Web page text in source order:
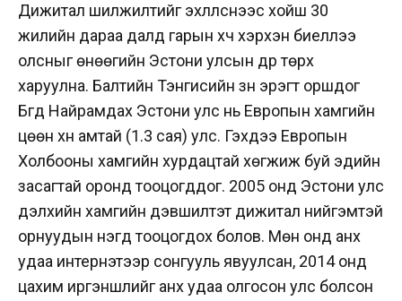
Дижитал шилжилтийг эхлүүлснээс хойш 30
жилийн дараа далд гарын хүч хэрхэн биеллээ
олсныг өнөөгийн Эстони улсын дүр төрх
харуулна. Балтийн Тэнгисийн зүүн эрэгт оршдог
Бүгд Найрамдах Эстони улс нь Европын хамгийн
цөөн хүн амтай (1.3 сая) улс. Гэхдээ Европын
Холбооны хамгийн хурдацтай хөгжиж буй эдийн
засагтай оронд тооцогддог. 2005 онд Эстони улс
дэлхийн хамгийн дэвшилтэт дижитал нийгэмтэй
орнуудын нэгд тооцогдох болов. Мөн онд анх
удаа интернэтээр сонгууль явуулсан, 2014 онд
цахим иргэншлийг анх удаа олгосон улс болсон